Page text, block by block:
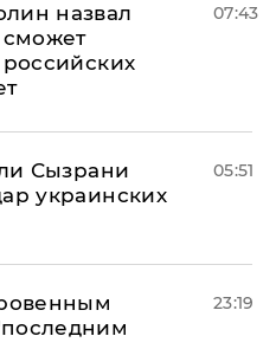
назвал
сможет
07:43
Сызрани
украинских
05:51
23:19